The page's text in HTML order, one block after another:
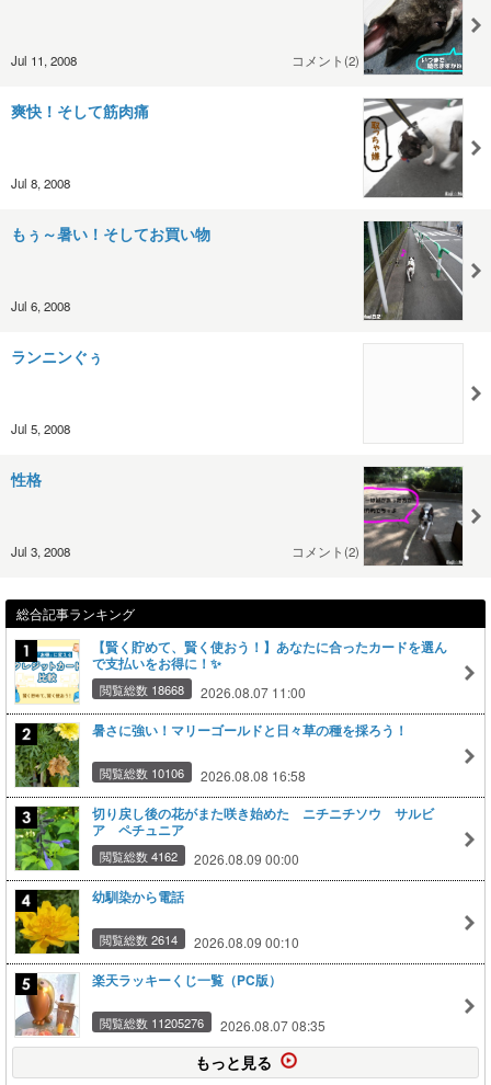
Jul 11, 2008 コメント(2)
爽快！そして筋肉痛
Jul 8, 2008
もぅ～暑い！そしてお買い物
Jul 6, 2008
ランニンぐぅ
Jul 5, 2008
性格
Jul 3, 2008 コメント(2)
総合記事ランキング
【賢く貯めて、賢く使おう！】あなたに合ったカードを選ん
で支払いをお得に！✨
閲覧総数 18668 2026.08.07 11:00
暑さに強い！マリーゴールドと日々草の種を採ろう！
閲覧総数 10106 2026.08.08 16:58
切り戻し後の花がまた咲き始めた ニチニチソウ サルビ
ア ペチュニア
閲覧総数 4162 2026.08.09 00:00
幼馴染から電話
閲覧総数 2614 2026.08.09 00:10
楽天ラッキーくじ一覧（PC版）
閲覧総数 11205276 2026.08.07 08:35
もっと見る